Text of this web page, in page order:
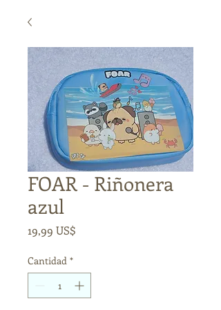
FOAR - Riñonera
azul
19,99 US$
Cantidad *